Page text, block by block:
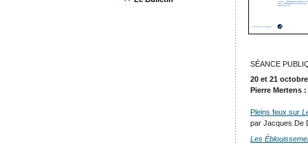
SÉANCE
20 et 21
Pierre Mertens :
Pleins feux sur
par Jacques De
Les